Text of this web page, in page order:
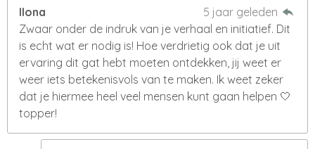
Ilona
5 jaar geleden
Zwaar onder de indruk van je verhaal en initiatief. Dit
is echt wat er nodig is! Hoe verdrietig ook dat je uit
ervaring dit gat hebt moeten ontdekken, jij weet er
weer iets betekenisvols van te maken. Ik weet zeker
dat je hiermee heel veel mensen kunt gaan helpen 🤍
topper!